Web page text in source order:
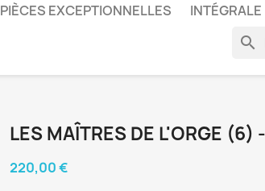
PIÈCES EXCEPTIONNELLES INTÉGRALE
search
LES MAÎTRES DE L'ORGE (6)
220,00 €